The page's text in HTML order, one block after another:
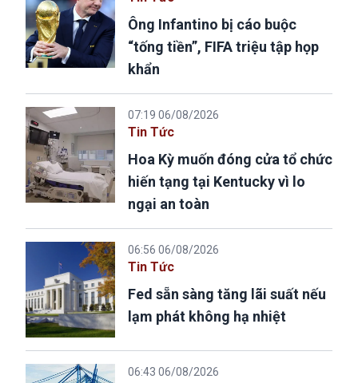
Ông Infantino bị cáo buộc
“tống tiền”, FIFA triệu tập họp
khẩn
07:19 06/08/2026
Tin Tức
Hoa Kỳ muốn đóng cửa tổ chức
hiến tạng tại Kentucky vì lo
ngại an toàn
06:56 06/08/2026
Tin Tức
Fed sẵn sàng tăng lãi suất nếu
lạm phát không hạ nhiệt
06:43 06/08/2026